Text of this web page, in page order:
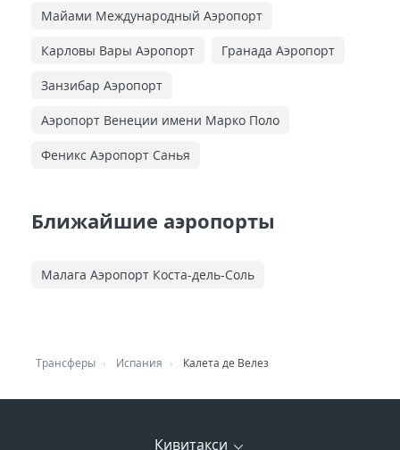
Майами Международный Аэропорт
Карловы Вары Аэропорт Гранада Аэропорт
Занзибар Аэропорт
Аэропорт Венеции имени Марко Поло
Феникс Аэропорт Санья
Ближайшие аэропорты
Малага Аэропорт Коста-дель-Соль
Трансферы Испания Калета де Велез
Кивитакси